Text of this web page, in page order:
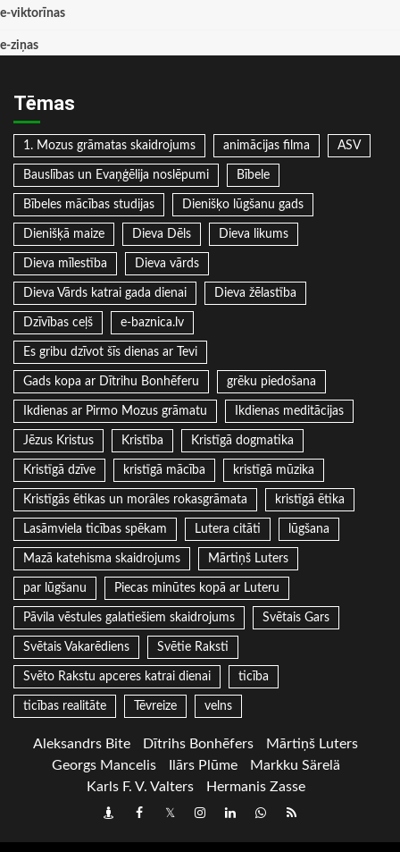
e-viktorīnas
e-ziņas
Tēmas
1. Mozus grāmatas skaidrojums animācijas filma ASV
Bauslības un Evaņģēlija noslēpumi Bībele
Bībeles mācības studijas Dienišķo lūgšanu gads
Dienišķā maize Dieva Dēls Dieva likums
Dieva mīlestība Dieva vārds
Dieva Vārds katrai gada dienai Dieva žēlastība
Dzīvības ceļš e-baznica.lv
Es gribu dzīvot šīs dienas ar Tevi
Gads kopa ar Dītrihu Bonhēferu grēku piedošana
Ikdienas ar Pirmo Mozus grāmatu Ikdienas meditācijas
Jēzus Kristus Kristība Kristīgā dogmatika
Kristīgā dzīve kristīgā mācība kristīgā mūzika
Kristīgās ētikas un morāles rokasgrāmata kristīgā ētika
Lasāmviela ticības spēkam Lutera citāti lūgšana
Mazā katehisma skaidrojums Mārtiņš Luters
par lūgšanu Piecas minūtes kopā ar Luteru
Pāvila vēstules galatiešiem skaidrojums Svētais Gars
Svētais Vakarēdiens Svētie Raksti
Svēto Rakstu apceres katrai dienai ticība
ticības realitāte Tēvreize velns
Aleksandrs Bite Dītrihs Bonhēfers
Mārtiņš Luters
Georgs Mancelis
Ilārs Plūme
Markku Särelä
Karls F. V. Valters
Hermanis Zasse
DraugiemFacebook
TwitterInstagram
LinkedInwhatsapp
RSS